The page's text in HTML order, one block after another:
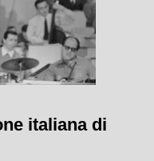
italiana di